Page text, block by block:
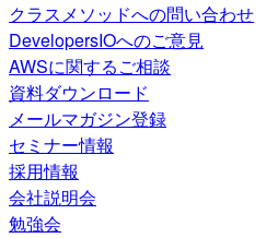
クラスメソッドへの問い合わせ
DevelopersIOへのご意見
AWSに関するご相談
資料ダウンロード
メールマガジン登録
セミナー情報
採用情報
会社説明会
勉強会